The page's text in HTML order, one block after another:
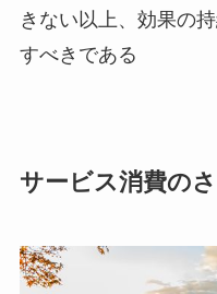
きない以上、効果の
すべきである
サービス消費の